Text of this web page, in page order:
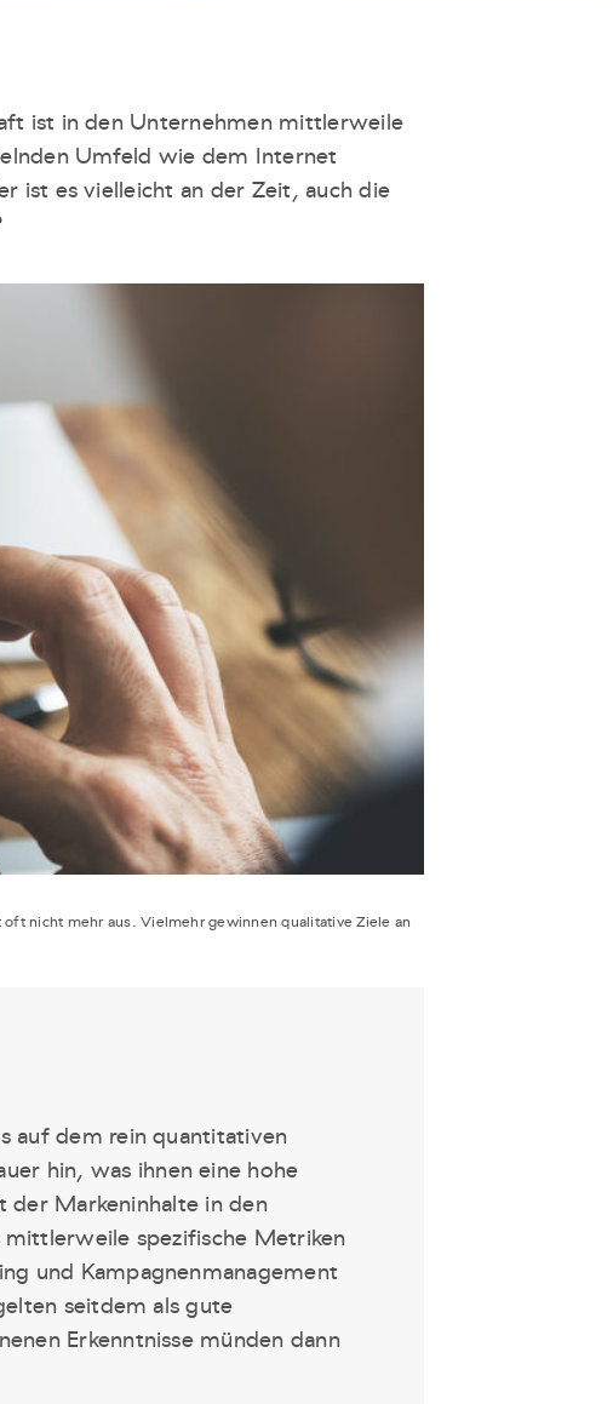
ist in den Unternehmen mittlerweile
Umfeld wie dem Internet
ist es vielleicht an der Zeit, auch die
nicht mehr aus. Vielmehr gewinnen qualitative Ziele an
auf dem rein quantitativen
hin, was ihnen eine hohe
der Markeninhalte in den
spezifische Metriken
und Kampagnenmanagement
seitdem als gute
Erkenntnisse münden dann